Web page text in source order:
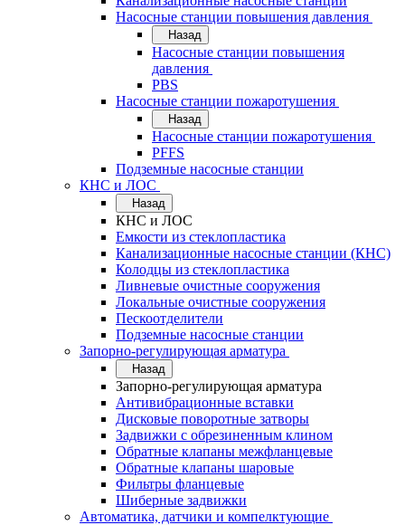
Насосные станции повышения давления
Назад
Насосные станции повышения
давления
PBS
Насосные станции пожаротушения
Назад
Насосные станции пожаротушения
PFFS
Подземные насосные станции
КНС и ЛОС
Назад
КНС и ЛОС
Емкости из стеклопластика
Канализационные насосные станции (КНС)
Колодцы из стеклопластика
Ливневые очистные сооружения
Локальные очистные сооружения
Пескоотделители
Подземные насосные станции
Запорно-регулирующая арматура
Назад
Запорно-регулирующая арматура
Антивибрационные вставки
Дисковые поворотные затворы
Задвижки с обрезиненным клином
Обратные клапаны межфланцевые
Обратные клапаны шаровые
Фильтры фланцевые
Шиберные задвижки
Автоматика, датчики и компелктующие